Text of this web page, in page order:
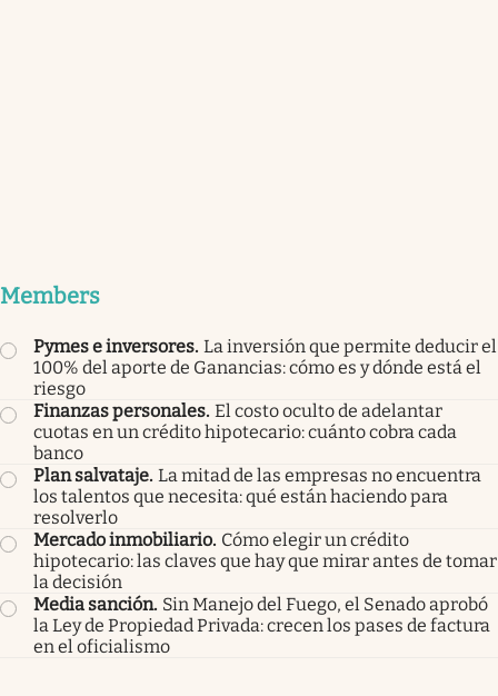
Members
Pymes e inversores. La inversión que permite deducir el
100% del aporte de Ganancias: cómo es y dónde está el
riesgo
Finanzas personales. El costo oculto de adelantar
cuotas en un crédito hipotecario: cuánto cobra cada
banco
Plan salvataje. La mitad de las empresas no encuentra
los talentos que necesita: qué están haciendo para
resolverlo
Mercado inmobiliario. Cómo elegir un crédito
hipotecario: las claves que hay que mirar antes de tomar
la decisión
Media sanción. Sin Manejo del Fuego, el Senado aprobó
la Ley de Propiedad Privada: crecen los pases de factura
en el oficialismo